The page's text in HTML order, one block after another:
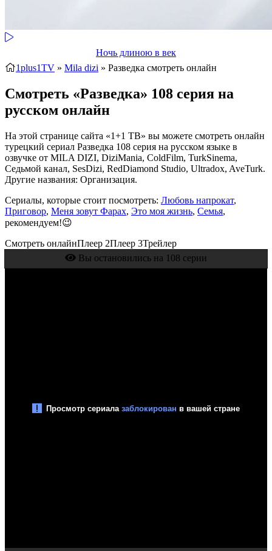
Ночь длиною в век
1plus1TV » Mila dizi » Разведка смотреть онлайн
Смотреть «Разведка» 108 серия на
русском онлайн
На этой странице сайта «1+1 ТВ» вы можете смотреть онлайн
турецкий сериал Разведка 108 серия на русском языке в
озвучке от MILA DIZI, DiziMania, ColdFilm, TurkSinema,
Седьмой канал, SesDizi, RedDiamond Studio, Ultradox, AveTurk.
Другие названия: Организация.
Сериалы, которые стоит посмотреть: Любовь напрокат,
Приговор, Меня зовут Фарах, Это моя жизнь, Семья,
рекомендуем!😉
Смотреть онлайнПлеер 2Плеер 3Трейлер
Вы остановились на 108 серии